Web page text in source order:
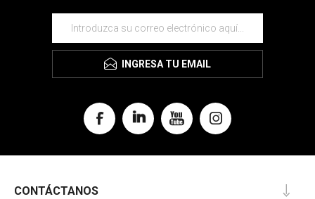
INGRESA TU EMAIL
CONTÁCTANOS